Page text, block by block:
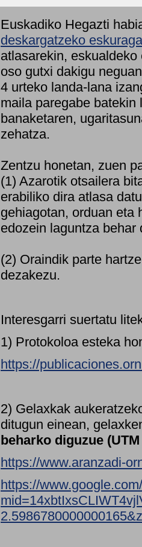
Euskadiko Hegazti
deskargatzeko
atlasarekin,
oso gutxi dakigu
4 urteko landa-lana
maila paregabe
banaketaren,
zehatza.
Zentzu honetan, zuen
(1) Azarotik otsailera
erabiliko dira atlasa
gehiagotan, orduan eta
edozein laguntza behar
(2) Oraindik parte
dezakezu.
Interesgarri suertatu
1) Protokoloa esteka
https://
2) Gelaxkak
ditugun einean,
beharko diguzue
https://www.aranzadi-
https://